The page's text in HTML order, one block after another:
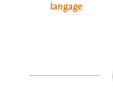
langage